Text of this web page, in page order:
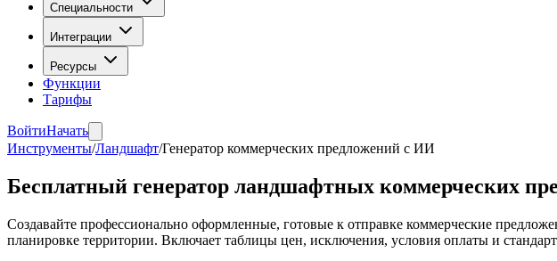
Специальности
Интеграции
Ресурсы
Функции
Тарифы
ВойтиНачать
Инструменты/Ландшафт/Генератор коммерческих предложений с ИИ
Бесплатный генератор ландшафтных коммерческих
Создавайте профессионально оформленные, готовые к отправке коммерческие
планировке территории. Включает таблицы цен, исключения, условия оплаты и